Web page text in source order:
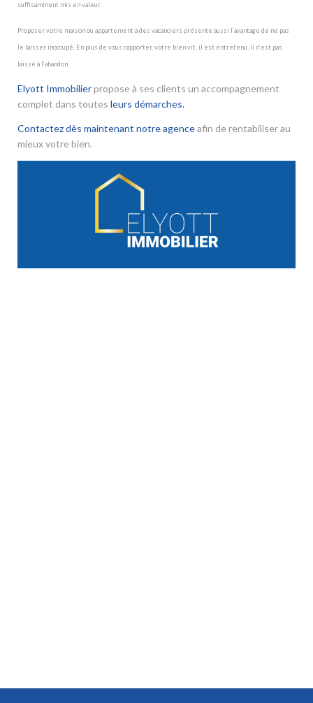
suffisamment mis en valeur.
Proposer votre maison ou appartement à des vacanciers présente aussi l’avantage de ne pas
le laisser inoccupé. En plus de vous rapporter, votre bien vit, il est entretenu, il n’est pas
laissé à l’abandon.
Elyott Immobilierpropose à ses clients un accompagnement
complet dans toutes leurs démarches.
Contactez dès maintenant notre agenceafin de rentabiliser au
mieux votre bien.